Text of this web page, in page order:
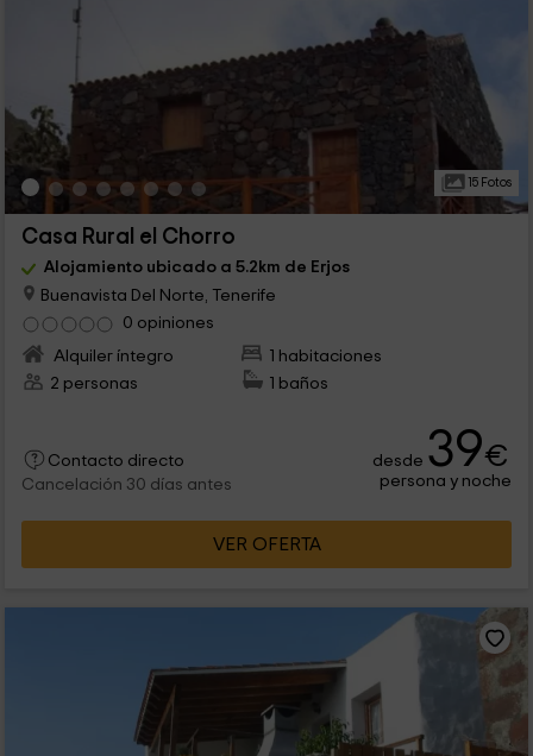
15 Fotos
Casa Rural el Chorro
Alojamiento ubicado a 5.2km de Erjos
Buenavista Del Norte, Tenerife
0 opiniones
Alquiler íntegro
1 habitaciones
2 personas
1 baños
Contacto directo
Cancelación 30 días antes
desde 39€
persona y noche
VER OFERTA